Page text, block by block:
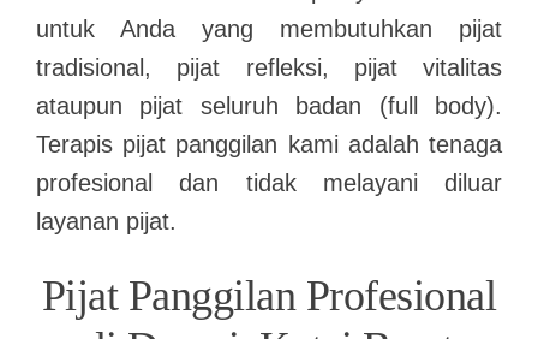
untuk Anda yang membutuhkan pijat
tradisional, pijat refleksi, pijat vitalitas
ataupun pijat seluruh badan (full body).
Terapis pijat panggilan kami adalah tenaga
profesional dan tidak melayani diluar
layanan pijat.
Pijat Panggilan Profesional